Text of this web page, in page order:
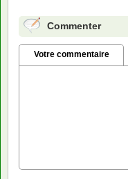
Commenter
Votre commentaire